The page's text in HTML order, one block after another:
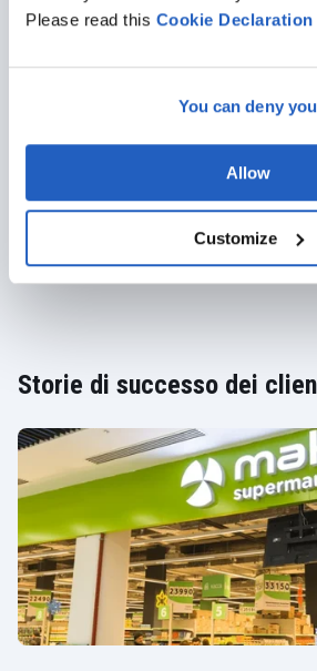
Please read this Cookie Declaration
You can deny
Allow
Customize
specifici? Abbiamo
necessaria per
raggiungerli!
CONTATTATECI!
Storie di successo dei